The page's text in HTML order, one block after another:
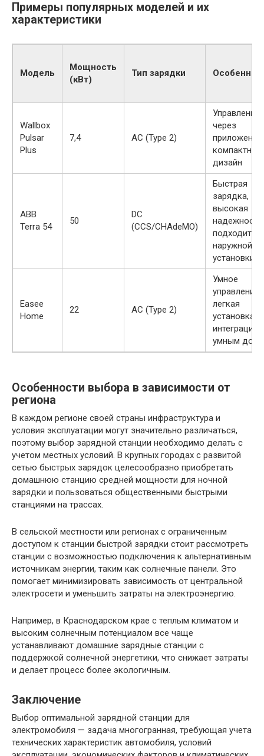
Примеры популярных моделей и их
характеристики
Модель
Мощность
(кВт)
Тип зарядки
Wallbox
Pulsar
Plus
7,4 AC (Type 2)
Управление
через
приложение,
компактный
дизайн
ABB
Terra 54
50
DC
(CCS/CHAdeMO)
Быстрая
зарядка,
высокая
надежность,
подходит
наружной
установки
Easee
Home
22 AC (Type 2)
Умное
управление,
легкая
установка,
интеграция
умным
Особенности выбора в зависимости от
региона
В каждом регионе своей страны инфраструктура и
условия эксплуатации могут значительно различаться,
поэтому выбор зарядной станции необходимо делать с
учетом местных условий. В крупных городах с развитой
сетью быстрых зарядок целесообразно приобретать
домашнюю станцию средней мощности для ночной
зарядки и пользоваться общественными быстрыми
станциями на трассах.
В сельской местности или регионах с ограниченным
доступом к станции быстрой зарядки стоит рассмотреть
станции с возможностью подключения к альтернативным
источникам энергии, таким как солнечные панели. Это
помогает минимизировать зависимость от центральной
электросети и уменьшить затраты на электроэнергию.
Например, в Краснодарском крае с теплым климатом и
высоким солнечным потенциалом все чаще
устанавливают домашние зарядные станции с
поддержкой солнечной энергетики, что снижает затраты
и делает процесс более экологичным.
Заключение
Выбор оптимальной зарядной станции для
электромобиля — задача многогранная, требующая учета
технических характеристик автомобиля, условий